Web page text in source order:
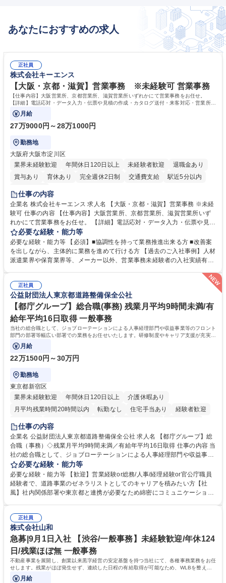
あなたにおすすめの求人
正社員
株式会社キーエンス
【大阪・京都・滋賀】営業事務 ※未経験可 営業事務
【仕事内容】大阪営業所、京都営業所、滋賀営業所いずれかにて営業事務をお任せ。
【詳細】電話応対・データ入力・伝票や見積の作成・カタログ送付・来客対応・営業所内
で発生する事務業務や業務改善をお任せ。
月給
27万9000円～28万1000円
勤務地
大阪府大阪市淀川区
業界未経験歓迎
年間休日120日以上 未経験者歓迎
退職金あり
賞与あり
育休あり 完全週休2日制 交通費支給
駅近5分以内
土日祝休み
仕事の内容
企業名 株式会社キーエンス 求人名 【大阪・京都・滋賀】営業事務 ※未経
験可 仕事の内容 【仕事内容】大阪営業所、京都営業所、滋賀営業所いず
れかにて営業事務をお任せ。 【詳細】電話応対・データ入力・伝票や見積
の作成・カタログ送付・来客対応・営業所内で発生する事務業務や業務改
善をお任せ。 【教育制度】ご入社後、育成担当とペアになりながらOJTに
て業務を覚えていただくことが可能です。業務システムがきちんと構築さ
れているため、スムーズに仕事に慣れることができる環境です。また、
常に改善を目指す風土のため、安心して業務に取り組んでいただけます。
募集職種 【大阪・京都・滋賀】営業事務 ※未経験可
必要な経験・能力等
必要な経験・能力等 【必須】■協調性を持って業務推進出来る方 ■改善案
を出しながら、主体的に業務を進めて行ける方 【過去のご入社事例】人材
派遣業界や保育業界等、メーカー以外、営業事務未経験者の入社実績有
により、キーエンスの付加価値向上に貢献します。ベースの定型業務に加
えて、お客様や社員の状況に合わせ、能動的なサポート、改善の動きも期
待され。組織を支えるスペシャリストとして、チームに貢献し、結果的に
社員から頼られる存在になることができます。平均19:30の退勤以降の業
務の持ち帰りも禁止されており、メリハリのある働き方となります。 学
歴・資格 学歴：大学院 大学 高専 短大 語学力： 資格：
正社員
公益財団法人東京都道路整備保全公社
【都庁グループ】総合職(事務) 残業月平均9時間未満/有
給年平均16日取得 一般事務
当社の総合職として、ジョブローテーションによる人事経理部門や収益事業等のフロント
部門の部署等幅広い部署での業務をお任せいたします。研修制度やキャリア支援が充実し
ております！ ※下記業務詳細
月給
22万1500円～30万円
勤務地
東京都新宿区
業界未経験歓迎
年間休日120日以上
介護休暇あり
月平均残業時間20時間以内
転勤なし 住宅手当あり
経験者歓迎
研修あり
退職金あり
駅近5分以内
資格取得手当あり 食事補助あり
仕事の内容
企業名 公益財団法人東京都道路整備保全公社 求人名 【都庁グループ】総
合職（事務）◇残業月平均9時間未満／有給年平均16日取得 仕事の内容 当
社の総合職として、ジョブローテーションによる人事経理部門や収益事業
等のフロント部門の部署等幅広い部署での業務をお任せいたします。研修
制度やキャリア支援が充実しております！ ※下記業務詳細 【業務詳細】■
管理部門：広報、人事、経理など当公社の運営に係る管理業務 ■収益部
門：駐車場の新規開拓、管理運営、新宿駅西口広場の「イベントコーナ
道路施設や道路工事現場の見学ツアー事業 ※入社後は上記いずれかの部門
へ配属。※業務内容変更の範囲：会社の定める業務 募集職種 【都庁グル
ープ】総合職（事務）◇残業月平均9時間未満／有給年平均16日取得
必要な経験・能力等
必要な経験・能力等 【歓迎】営業経験or総務/人事/経理経験or官公庁職員
経験者で、道路事業のゼネラリストとしてのキャリアを積みたい方【社
風】社内関係部署や東京都と連携が必要なため綿密にコミュニケーション
部門など多岐に渡る業務を経験できます。 ■様々なプロジェクト：駐車場
事業の他、新宿駅西口広場内に設置された照明を兼ねた広告「ブライトサ
イン」の管理運営を行うなど、事業収益を生み出す活動を積極的に行って
います。 学歴・資格 学歴：大学院 大学 高専 短大 専修学校 高校 語学力：
資格：
正社員
株式会社山和
急募|9月1日入社 【渋谷/一般事務】未経験歓迎/年休124
日/残業ほぼ無 一般事務
不動産事業を展開し、創業以来黒字経営の安定基盤を持つ当社にて、各種事務業務をお任
せします。残業がほぼ発生せず、連続した日程の有給取得が可能なため、WLBを整えた
い方にお勧めの環境です！
月給